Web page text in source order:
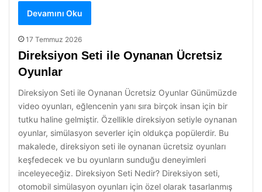
Devamını Oku
17 Temmuz 2026
Direksiyon Seti ile Oynanan Ücretsiz
Oyunlar
Direksiyon Seti ile Oynanan Ücretsiz Oyunlar Günümüzde
video oyunları, eğlencenin yanı sıra birçok insan için bir
tutku haline gelmiştir. Özellikle direksiyon setiyle oynanan
oyunlar, simülasyon severler için oldukça popülerdir. Bu
makalede, direksiyon seti ile oynanan ücretsiz oyunları
keşfedecek ve bu oyunların sunduğu deneyimleri
inceleyeceğiz. Direksiyon Seti Nedir? Direksiyon seti,
otomobil simülasyon oyunları için özel olarak tasarlanmış